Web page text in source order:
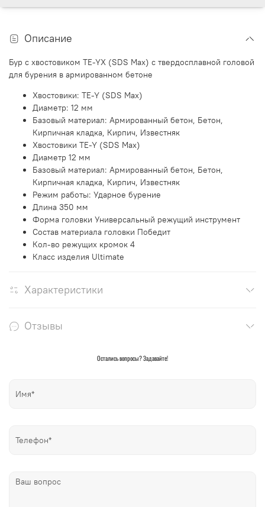
Описание
Бур с хвостовиком TE-YX (SDS Max) с твердосплавной головой
для бурения в армированном бетоне
Хвостовики: TE-Y (SDS Max)
Диаметр: 12 мм
Базовый материал: Армированный бетон, Бетон,
Кирпичная кладка, Кирпич, Известняк
Хвостовики TE-Y (SDS Max)
Диаметр 12 мм
Базовый материал: Армированный бетон, Бетон,
Кирпичная кладка, Кирпич, Известняк
Режим работы: Ударное бурение
Длина 350 мм
Форма головки Универсальный режущий инструмент
Состав материала головки Победит
Кол-во режущих кромок 4
Класс изделия Ultimate
Характеристики
Отзывы
Остались вопросы? Задавайте!